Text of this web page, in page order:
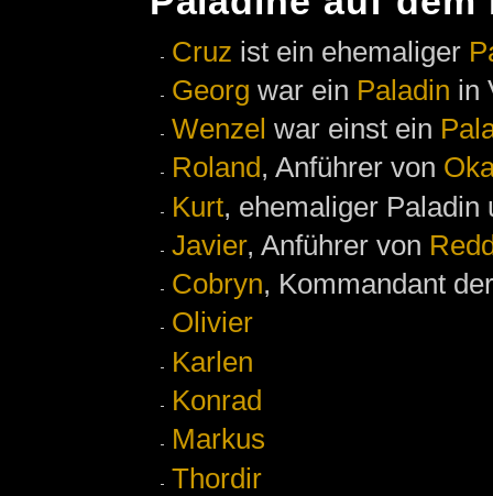
Cruz ist ein ehemaliger
Georg war ein Paladin in
Wenzel war einst ein
Roland, Anführer von
Kurt, ehemaliger Paladin
Javier, Anführer von
Cobryn, Kommandant
Olivier
Karlen
Konrad
Markus
Thordir